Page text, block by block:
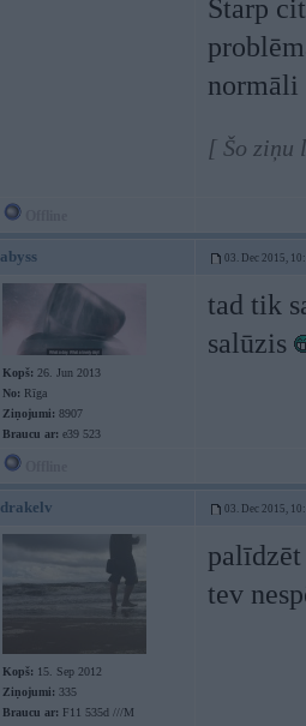
Starp
normāli
[ Šo ziņu
abyss 03. Dec 2015,
Kopš: 26. Jun 2013
No: Rīga
Ziņojumi: 8907
Braucu ar: e39 523
tad tik
salūzis
drakelv 03. Dec 2015,
Kopš: 15. Sep 2012
Ziņojumi: 335
Braucu ar: F11 535d ///M
tev